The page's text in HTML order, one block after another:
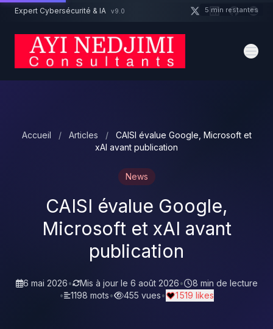
Aller au contenu principal
Expert Cybersécurité & IA v9.0
Accueil / Articles /
CAISI évalue Google, Microsoft et
xAI avant publication
News
CAISI évalue Google,
Microsoft et xAI avant
publication
6 mai 2026• Mis à jour le 6 août 2026•
8 min de lecture
•
1198 mots• 455 vues• 1 519 likes
Un projet cybersécurité ? 5 min restantes